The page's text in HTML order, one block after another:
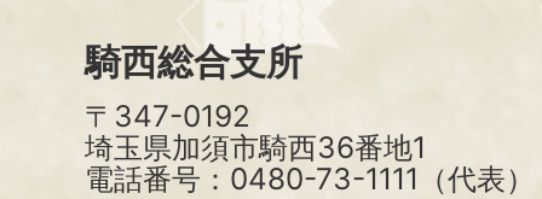
騎西総合支所
〒347-0192
埼玉県加須市騎西36番地1
電話番号：0480-73-1111（代表）